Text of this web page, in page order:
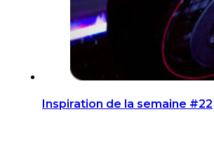
Inspiration de la semaine #22